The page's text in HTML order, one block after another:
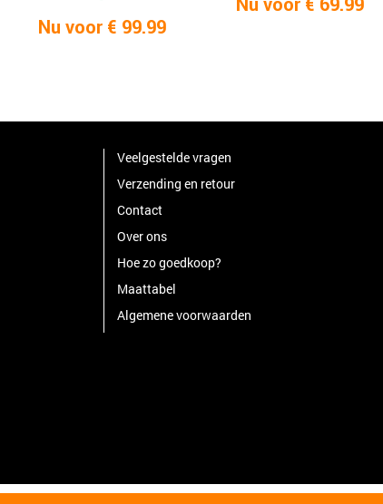
Nu voor € 99.99
Veelgestelde vragen
Verzending en retour
Contact
Over ons
Hoe zo goedkoop?
Maattabel
Algemene voorwaarden